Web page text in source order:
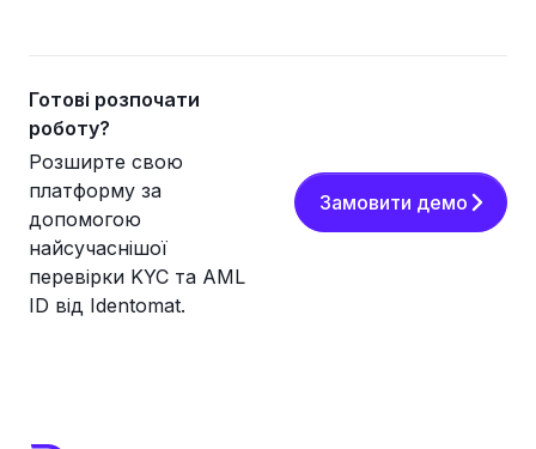
Готові розпочати
роботу?
Розширте свою
платформу за
допомогою
найсучаснішої
перевірки KYC та AML
ID від Identomat.
Замовити демо